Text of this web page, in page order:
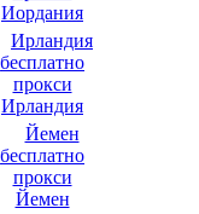
Иордания
Ирландия
Йемен